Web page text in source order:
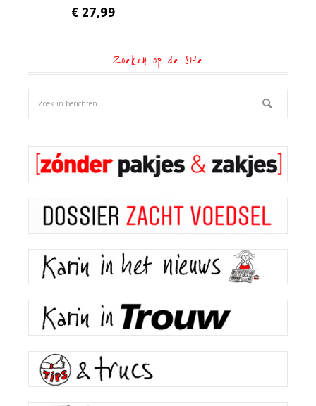
€ 27,99
Zoeken op de site